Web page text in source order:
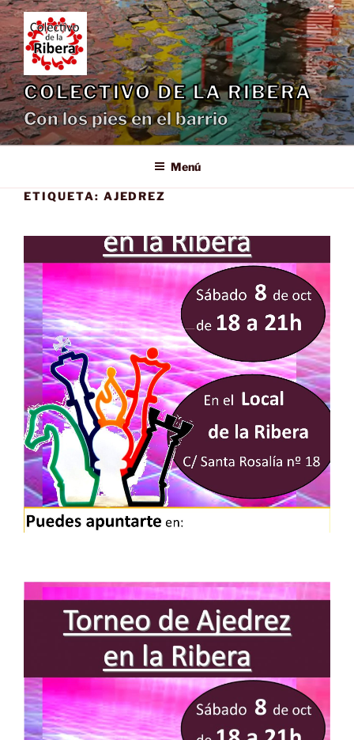
Saltar
al
contenido
COLECTIVO DE LA RIBERA
Con los pies en el barrio
Menú
ETIQUETA: AJEDREZ